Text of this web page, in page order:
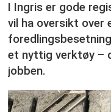
I Ingris er gode
vil ha oversikt over
et nyttig verktøy –
jobben.